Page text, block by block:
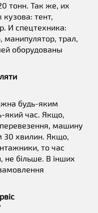
тонн. Так же, их
тент,
И спецтехника:
манипулятор, трал,
оборудованы
будь-яким
який час. Якщо,
машину
30 хвилин. Якщо,
то час
не більше. В інших